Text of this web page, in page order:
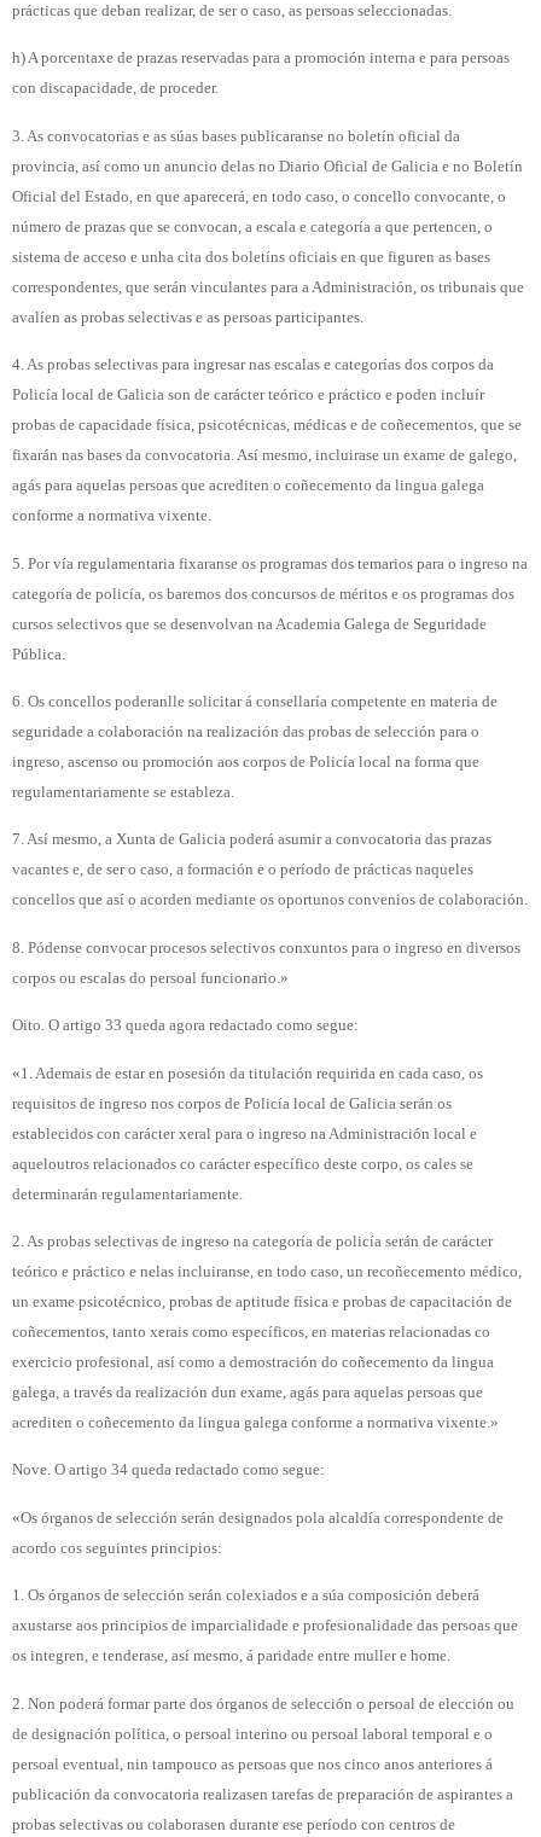
prácticas que deban realizar, de ser o caso, as persoas seleccionadas.
h) A porcentaxe de prazas reservadas para a promoción interna e para persoas
con discapacidade, de proceder.
3. As convocatorias e as súas bases publicaranse no boletín oficial da
provincia, así como un anuncio delas no Diario Oficial de Galicia e no Boletín
Oficial del Estado , en que aparecerá, en todo caso, o concello convocante, o
número de prazas que se convocan, a escala e categoría a que pertencen, o
sistema de acceso e unha cita dos boletíns oficiais en que figuren as bases
correspondentes, que serán vinculantes para a Administración, os tribunais que
avalíen as probas selectivas e as persoas participantes.
4. As probas selectivas para ingresar nas escalas e categorías dos corpos da
Policía local de Galicia son de carácter teórico e práctico e poden incluír
probas de capacidade física, psicotécnicas, médicas e de coñecementos, que se
fixarán nas bases da convocatoria. Así mesmo, incluirase un exame de galego,
agás para aquelas persoas que acrediten o coñecemento da lingua galega
conforme a normativa vixente.
5. Por vía regulamentaria fixaranse os programas dos temarios para o ingreso na
categoría de policía, os baremos dos concursos de méritos e os programas dos
cursos selectivos que se desenvolvan na Academia Galega de Seguridade
Pública.
6. Os concellos poderanlle solicitar á consellaría competente en materia de
seguridade a colaboración na realización das probas de selección para o
ingreso, ascenso ou promoción aos corpos de Policía local na forma que
regulamentariamente se estableza.
7. Así mesmo, a Xunta de Galicia poderá asumir a convocatoria das prazas
vacantes e, de ser o caso, a formación e o período de prácticas naqueles
concellos que así o acorden mediante os oportunos convenios de colaboración.
8. Pódense convocar procesos selectivos conxuntos para o ingreso en diversos
corpos ou escalas do persoal funcionario.»
Oito. O artigo 33 queda agora redactado como segue:
«1. Ademais de estar en posesión da titulación requirida en cada caso, os
requisitos de ingreso nos corpos de Policía local de Galicia serán os
establecidos con carácter xeral para o ingreso na Administración local e
aqueloutros relacionados co carácter específico deste corpo, os cales se
determinarán regulamentariamente.
2. As probas selectivas de ingreso na categoría de policía serán de carácter
teórico e práctico e nelas incluiranse, en todo caso, un recoñecemento médico,
un exame psicotécnico, probas de aptitude física e probas de capacitación de
coñecementos, tanto xerais como específicos, en materias relacionadas co
exercicio profesional, así como a demostración do coñecemento da lingua
galega, a través da realización dun exame, agás para aquelas persoas que
acrediten o coñecemento da lingua galega conforme a normativa vixente.»
Nove. O artigo 34 queda redactado como segue:
«Os órganos de selección serán designados pola alcaldía correspondente de
acordo cos seguintes principios:
1. Os órganos de selección serán colexiados e a súa composición deberá
axustarse aos principios de imparcialidade e profesionalidade das persoas que
os integren, e tenderase, así mesmo, á paridade entre muller e home.
2. Non poderá formar parte dos órganos de selección o persoal de elección ou
de designación política, o persoal interino ou persoal laboral temporal e o
persoal eventual, nin tampouco as persoas que nos cinco anos anteriores á
publicación da convocatoria realizasen tarefas de preparación de aspirantes a
probas selectivas ou colaborasen durante ese período con centros de